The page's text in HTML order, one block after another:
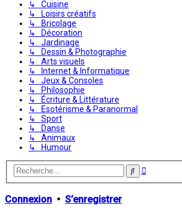
↳ Cuisine
↳ Loisirs créatifs
↳ Bricolage
↳ Décoration
↳ Jardinage
↳ Dessin & Photographie
↳ Arts visuels
↳ Internet & Informatique
↳ Jeux & Consoles
↳ Philosophie
↳ Écriture & Littérature
↳ Esotérisme & Paranormal
↳ Sport
↳ Danse
↳ Animaux
↳ Humour
Rechercher
Recherche
Connexion • S’enregistrer